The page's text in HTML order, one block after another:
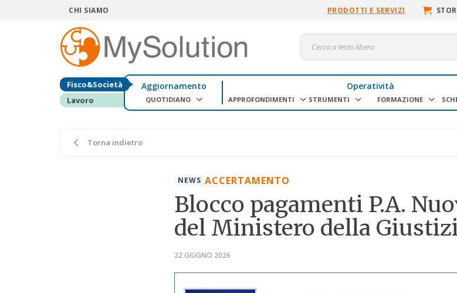
CHI SIAMO PRODOTTI E SERVIZI
Fisco&Società
Lavoro
Aggiornamento
QUOTIDIANO
Operatività
APPROFONDIMENTI STRUMENTI FORMAZIONE
Torna indietro
NEWS ACCERTAMENTO
Blocco pagamenti P.A.
del Ministero della
22 GIUGNO 2026